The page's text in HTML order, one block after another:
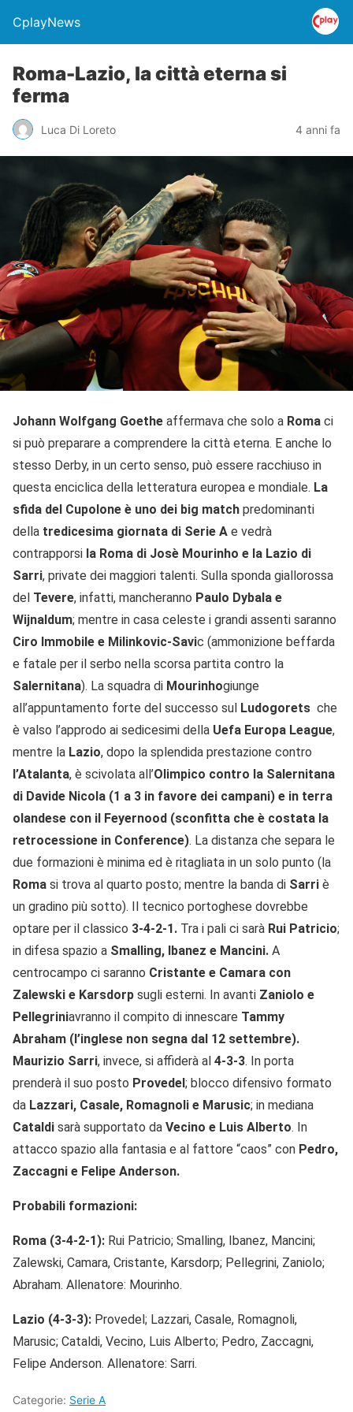
CplayNews
Roma-Lazio, la città eterna si
ferma
Luca Di Loreto 4 anni fa
Johann Wolfgang Goethe affermava che solo a Roma ci
si può preparare a comprendere la città eterna. E anche lo
stesso Derby, in un certo senso, può essere racchiuso in
questa enciclica della letteratura europea e mondiale. La
sfida del Cupolone è uno dei big match predominanti
della tredicesima giornata di Serie A e vedrà
contrapporsi la Roma di Josè Mourinho e la Lazio di
Sarri, private dei maggiori talenti. Sulla sponda giallorossa
del Tevere, infatti, mancheranno Paulo Dybala e
Wijnaldum; mentre in casa celeste i grandi assenti saranno
Ciro Immobile e Milinkovic-Savic (ammonizione beffarda
e fatale per il serbo nella scorsa partita contro la
Salernitana). La squadra di Mourinhogiunge
all’appuntamento forte del successo sul Ludogorets che
è valso l’approdo ai sedicesimi della Uefa Europa League,
mentre la Lazio, dopo la splendida prestazione contro
l’Atalanta, è scivolata all’Olimpico contro la Salernitana
di Davide Nicola (1 a 3 in favore dei campani) e in terra
olandese con il Feyernood (sconfitta che è costata la
retrocessione in Conference). La distanza che separa le
due formazioni è minima ed è ritagliata in un solo punto (la
Roma si trova al quarto posto; mentre la banda di Sarri è
un gradino più sotto). Il tecnico portoghese dovrebbe
optare per il classico 3-4-2-1. Tra i pali ci sarà Rui Patricio;
in difesa spazio a Smalling, Ibanez e Mancini. A
centrocampo ci saranno Cristante e Camara con
Zalewski e Karsdorp sugli esterni. In avanti Zaniolo e
Pellegriniavranno il compito di innescare Tammy
Abraham (l’inglese non segna dal 12 settembre).
Maurizio Sarri, invece, si affiderà al 4-3-3. In porta
prenderà il suo posto Provedel ; blocco difensivo formato
da Lazzari, Casale, Romagnoli e Marusic; in mediana
Cataldi sarà supportato da Vecino e Luis Alberto. In
attacco spazio alla fantasia e al fattore “caos” con Pedro,
Zaccagni e Felipe Anderson.
Probabili formazioni:
Roma (3-4-2-1): Rui Patricio; Smalling, Ibanez, Mancini;
Zalewski, Camara, Cristante, Karsdorp; Pellegrini, Zaniolo;
Abraham. Allenatore: Mourinho.
Lazio (4-3-3): Provedel; Lazzari, Casale, Romagnoli,
Marusic; Cataldi, Vecino, Luis Alberto; Pedro, Zaccagni,
Felipe Anderson. Allenatore: Sarri.
Categorie: Serie A